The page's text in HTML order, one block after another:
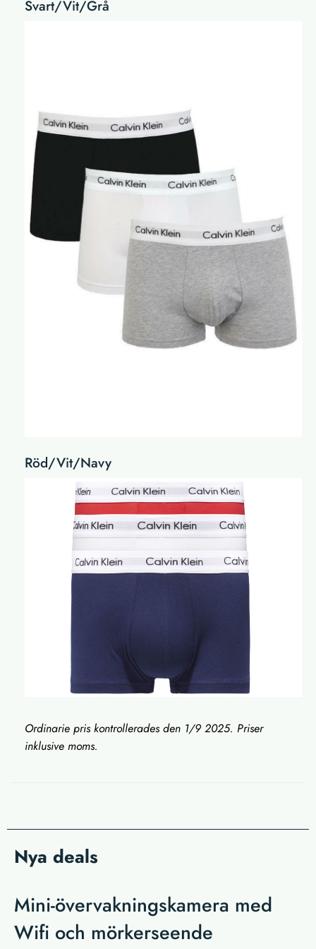
Svart/Vit/Grå
Röd/Vit/Navy
Ordinarie pris kontrollerades den 1/9 2025. Priser
inklusive moms.
Nya deals
Mini-övervakningskamera med
Wifi och mörkerseende